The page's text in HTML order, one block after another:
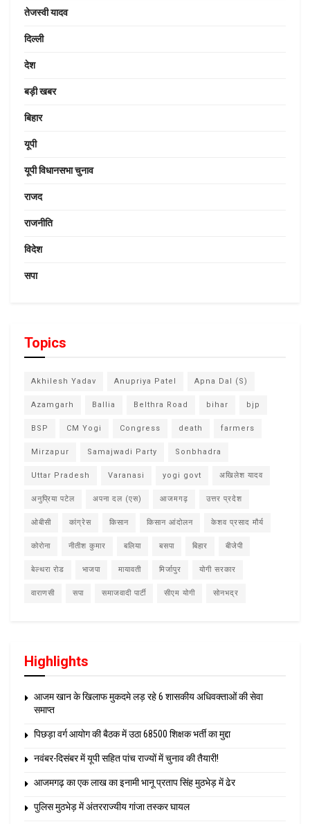
तेजस्वी यादव
दिल्ली
देश
बड़ी खबर
बिहार
यूपी
यूपी विधानसभा चुनाव
राजद
राजनीति
विदेश
सपा
Topics
Akhilesh Yadav Anupriya Patel Apna Dal (S)
Azamgarh Ballia Belthra Road bihar bjp
BSP CM Yogi Congress death farmers
Mirzapur Samajwadi Party Sonbhadra
Uttar Pradesh Varanasi yogi govt अखिलेश यादव
अनुप्रिया पटेल अपना दल (एस) आजमगढ़ उत्तर प्रदेश
ओबीसी कांग्रेस किसान किसान आंदोलन केशव प्रसाद मौर्य
कोरोना नीतीश कुमार बलिया बसपा बिहार बीजेपी
बेल्थरा रोड भाजपा मायावती मिर्जापुर योगी सरकार
वाराणसी सपा समाजवादी पार्टी सीएम योगी सोनभद्र
Highlights
आजम खान के खिलाफ मुकदमे लड़ रहे 6 शासकीय अधिवक्ताओं की सेवा
समाप्त
पिछड़ा वर्ग आयोग की बैठक में उठा 68500 शिक्षक भर्ती का मुद्दा
नवंबर-दिसंबर में यूपी सहित पांच राज्यों में चुनाव की तैयारी!
आजमगढ़ का एक लाख का इनामी भानू प्रताप सिंह मुठभेड़ में ढेर
पुलिस मुठभेड़ में अंतरराज्यीय गांजा तस्कर घायल